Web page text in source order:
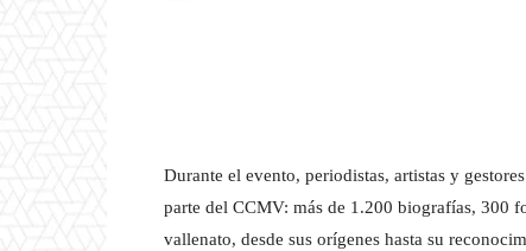
Durante el evento, periodistas, artistas y
parte del CCMV: más de 1.200 biografías, 300
vallenato, desde sus orígenes hasta su